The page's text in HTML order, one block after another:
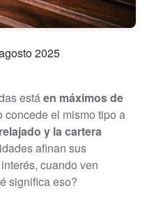
2025
estáen máximos de
concede el mismo tipo a
y la cartera
afinan sus
cuando ven
significa eso?